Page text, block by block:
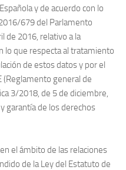
y de acuerdo con lo
679 del Parlamento
de 2016, relativo a la
lo que respecta al tratamiento
de estos datos y por el
(Reglamento general de
3/2018, de 5 de diciembre,
garantía de los derechos
el ámbito de las relaciones
de la Ley del Estatuto de